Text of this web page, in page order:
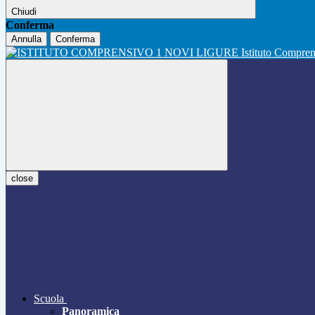
Chiudi
Conferma
Annulla Conferma
Istituto
close
Scuola
Panoramica